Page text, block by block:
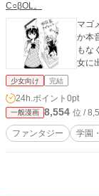
C○βOL。
マゴ
か本
もな
女に
少女向け 完結
24h.ポイント 0pt
一般漫画 8,554 位 /
ファンタジー 学園